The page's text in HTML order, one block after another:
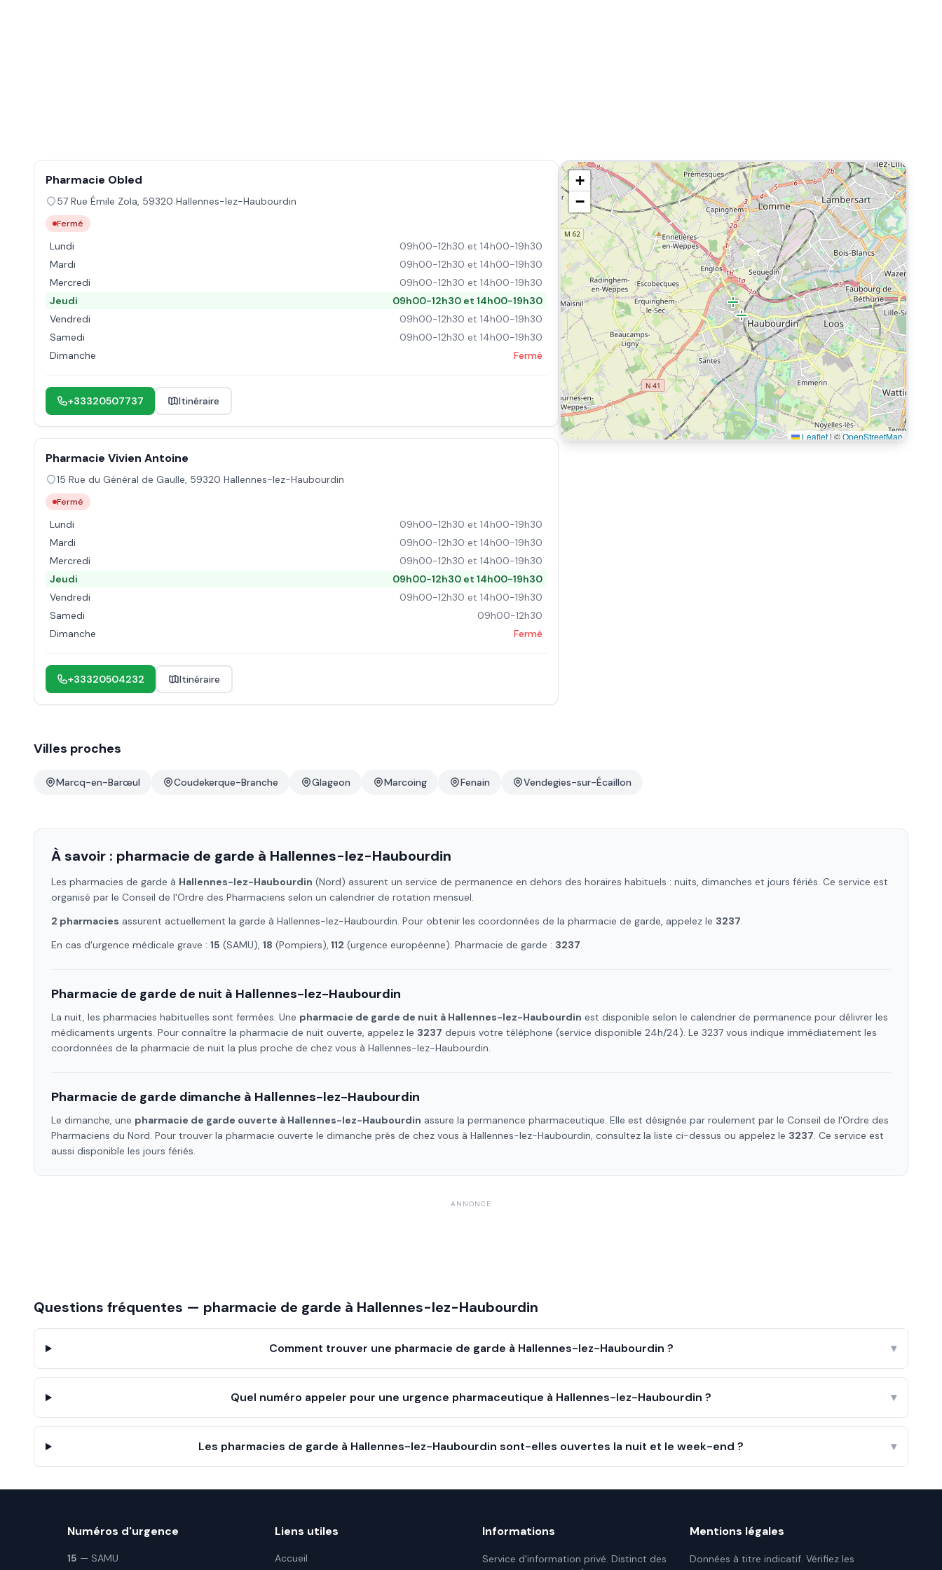
Pharmacie Obled
57 Rue Émile Zola, 59320 Hallennes-lez-Haubourdin
Fermé
Lundi
09h00-12h30 et 14h00-19h30
Mardi
09h00-12h30 et 14h00-19h30
Mercredi
09h00-12h30 et 14h00-19h30
Jeudi
09h00-12h30 et 14h00-19h30
Vendredi
09h00-12h30 et 14h00-19h30
Samedi
09h00-12h30 et 14h00-19h30
Dimanche
Fermé
+33320507737 Itinéraire
Pharmacie Vivien Antoine
15 Rue du Général de Gaulle, 59320 Hallennes-lez-Haubourdin
Fermé
Lundi
09h00-12h30 et 14h00-19h30
Mardi
09h00-12h30 et 14h00-19h30
Mercredi
09h00-12h30 et 14h00-19h30
Jeudi
09h00-12h30 et 14h00-19h30
Vendredi
09h00-12h30 et 14h00-19h30
Samedi
09h00-12h30
Dimanche
Fermé
+33320504232 Itinéraire
+
−
Leaflet|©OpenStreetMap
Villes proches
Marcq-en-Barœul Coudekerque-Branche Glageon Marcoing Fenain Vendegies-sur-Écaillon
À savoir : pharmacie de garde à Hallennes-lez-Haubourdin
Les pharmacies de garde à Hallennes-lez-Haubourdin (Nord) assurent un service de permanence en dehors des horaires habituels : nuits, dimanches et jours fériés. Ce service est
organisé par le Conseil de l'Ordre des Pharmaciens selon un calendrier de rotation mensuel.
2 pharmacies assurent actuellement la garde à Hallennes-lez-Haubourdin. Pour obtenir les coordonnées de la pharmacie de garde, appelez le 3237.
En cas d'urgence médicale grave : 15 (SAMU), 18 (Pompiers), 112 (urgence européenne). Pharmacie de garde : 3237.
Pharmacie de garde de nuit à Hallennes-lez-Haubourdin
La nuit, les pharmacies habituelles sont fermées. Une pharmacie de garde de nuit à Hallennes-lez-Haubourdin est disponible selon le calendrier de permanence pour délivrer les
médicaments urgents. Pour connaître la pharmacie de nuit ouverte, appelez le 3237 depuis votre téléphone (service disponible 24h/24). Le 3237 vous indique immédiatement les
coordonnées de la pharmacie de nuit la plus proche de chez vous à Hallennes-lez-Haubourdin.
Pharmacie de garde dimanche à Hallennes-lez-Haubourdin
Le dimanche, une pharmacie de garde ouverte à Hallennes-lez-Haubourdin assure la permanence pharmaceutique. Elle est désignée par roulement par le Conseil de l'Ordre des
Pharmaciens du Nord. Pour trouver la pharmacie ouverte le dimanche près de chez vous à Hallennes-lez-Haubourdin, consultez la liste ci-dessus ou appelez le 3237. Ce service est
aussi disponible les jours fériés.
ANNONCE
Questions fréquentes — pharmacie de garde à Hallennes-lez-Haubourdin
Comment trouver une pharmacie de garde à Hallennes-lez-Haubourdin ? ▾
Quel numéro appeler pour une urgence pharmaceutique à Hallennes-lez-Haubourdin ? ▾
Les pharmacies de garde à Hallennes-lez-Haubourdin sont-elles ouvertes la nuit et le week-end ? ▾
Numéros d'urgence
15 — SAMU
Liens utiles
Accueil
Informations
Service d'information privé. Distinct des
Mentions légales
Données à titre indicatif. Vérifiez les